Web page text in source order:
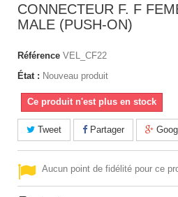
CONNECTEUR F. F
MALE (PUSH-ON)
Référence VEL_CF22
État : Nouveau produit
Ce produit n'est plus en stock
Tweet Partager
Aucun point de fidélité pour ce